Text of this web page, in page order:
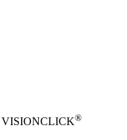
VISIONCLICK®